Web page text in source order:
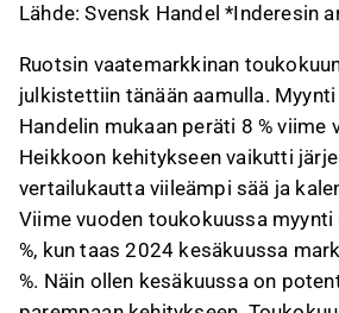
Lähde: Svensk Handel *Inderesin
Ruotsin vaatemarkkinan
julkistettiin tänään aamulla.
Handelin mukaan peräti 8 % viime
Heikkoon kehitykseen vaikutti
vertailukautta viileämpi sää ja
Viime vuoden toukokuussa
%, kun taas 2024 kesäkuussa
%. Näin ollen kesäkuussa on